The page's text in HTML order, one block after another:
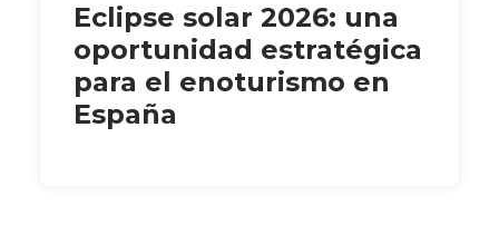
Eclipse solar 2026: una
oportunidad estratégica
para el enoturismo en
España